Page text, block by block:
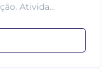
Ativida...